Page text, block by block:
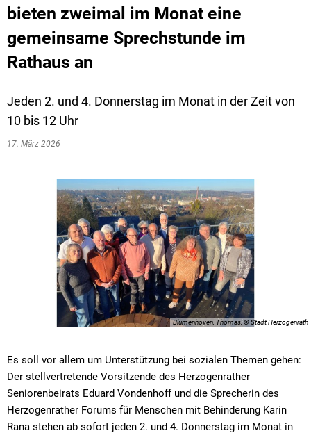
bieten zweimal im Monat eine
gemeinsame Sprechstunde im
Rathaus an
Jeden 2. und 4. Donnerstag im Monat in der Zeit von
10 bis 12 Uhr
17. März 2026
Blumenhoven, Thomas, © Stadt Herzogenrath
Es soll vor allem um Unterstützung bei sozialen Themen gehen:
Der stellvertretende Vorsitzende des Herzogenrather
Seniorenbeirats Eduard Vondenhoff und die Sprecherin des
Herzogenrather Forums für Menschen mit Behinderung Karin
Rana stehen ab sofort jeden 2. und 4. Donnerstag im Monat in